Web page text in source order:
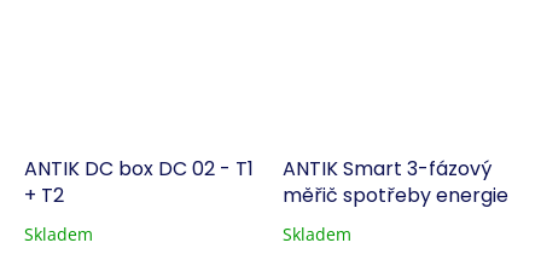
ANTIK DC box DC 02 - T1
+ T2
Skladem
ANTIK Smart 3-fázový
měřič spotřeby energie
Skladem